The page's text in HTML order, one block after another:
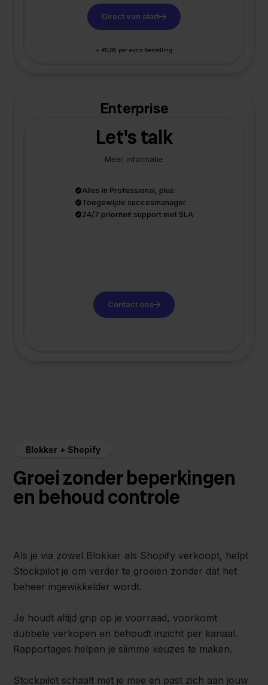
Direct van start
+ €0,06 per extra bestelling
Enterprise
Let's talk
Meer informatie
Alles in Professional, plus:
Toegewijde succesmanager
24/7 prioriteit support met SLA
Contact ons
Blokker + Shopify
Groei zonder beperkingen
en behoud controle
Als je via zowel Blokker als Shopify verkoopt, helpt
Stockpilot je om verder te groeien zonder dat het
beheer ingewikkelder wordt.
Je houdt altijd grip op je voorraad, voorkomt
dubbele verkopen en behoudt inzicht per kanaal.
Rapportages helpen je slimme keuzes te maken.
Stockpilot schaalt met je mee en past zich aan jouw